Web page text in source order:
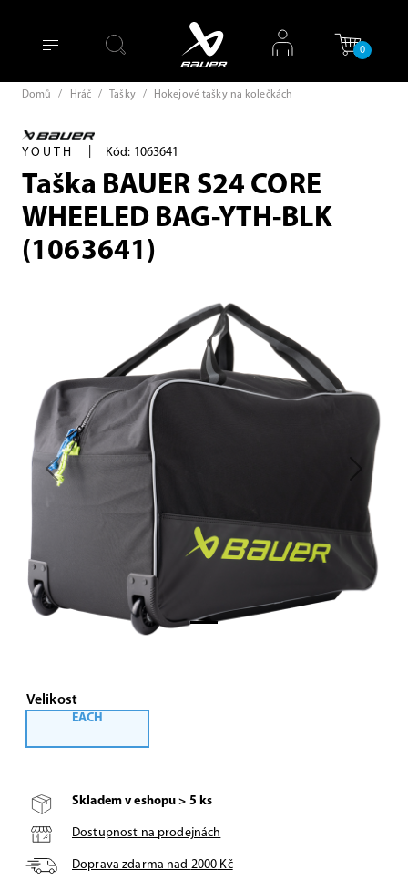
0
Domů / Hráč / Tašky / Hokejové tašky na kolečkách
YOUTH Kód: 1063641
Taška BAUER S24 CORE
WHEELED BAG-YTH-BLK
(1063641)
Previous Next
Velikost
EACH
Skladem v eshopu > 5 ks
Dostupnost na prodejnách
Doprava zdarma nad 2000 Kč